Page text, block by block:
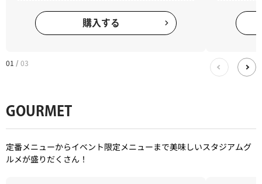
購入する
01 / 03
GOURMET
定番メニューからイベント限定メニューまで美味しいスタジアムグ
ルメが盛りだくさん！